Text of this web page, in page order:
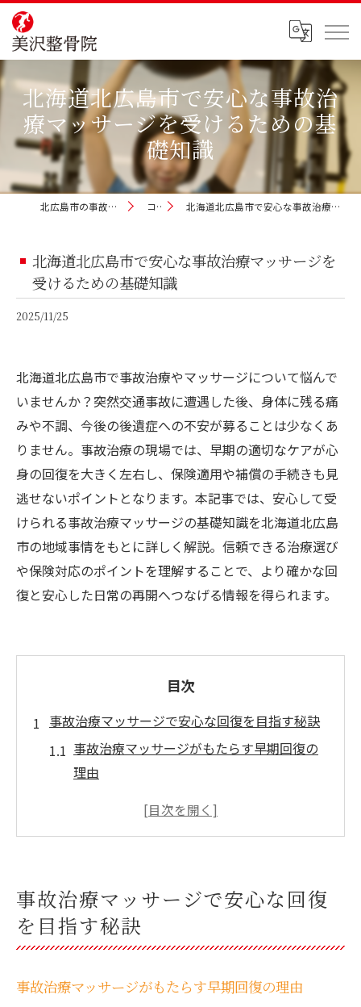
北海道北広島市で安心な事故治
療マッサージを受けるための基
礎知識
北広島市の事故治療なら美沢整骨院 コラム 北海道北広島市で安心な事故治療マッサージを受けるための基礎知識
北海道北広島市で安心な事故治療マッサージを
受けるための基礎知識
2025/11/25
北海道北広島市で事故治療やマッサージについて悩んで
いませんか？突然交通事故に遭遇した後、身体に残る痛
みや不調、今後の後遺症への不安が募ることは少なくあ
りません。事故治療の現場では、早期の適切なケアが心
身の回復を大きく左右し、保険適用や補償の手続きも見
逃せないポイントとなります。本記事では、安心して受
けられる事故治療マッサージの基礎知識を北海道北広島
市の地域事情をもとに詳しく解説。信頼できる治療選び
や保険対応のポイントを理解することで、より確かな回
復と安心した日常の再開へつなげる情報を得られます。
目次
事故治療マッサージで安心な回復を目指す秘訣
事故治療マッサージがもたらす早期回復の
理由
北海道北広島市で選ばれる事故治療の特長
のコツ
事故治療における整体や整骨院の役割を解
説
北海道北広島市で選ぶ事故治療マッサージの基
事故治療マッサージで安心な回復
を目指す秘訣
事故治療マッサージがもたらす早期回復の理由